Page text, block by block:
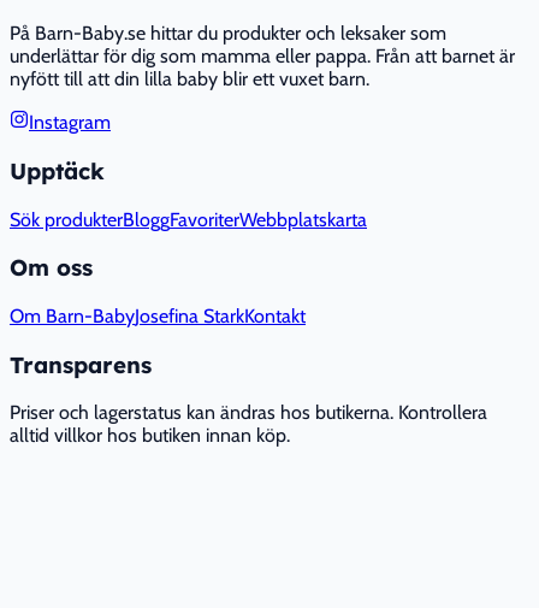
På Barn-Baby.se hittar du produkter och leksaker som
underlättar för dig som mamma eller pappa. Från att barnet är
nyfött till att din lilla baby blir ett vuxet barn.
Instagram
Upptäck
Sök produkterBloggFavoriterWebbplatskarta
Om oss
Om Barn-BabyJosefina StarkKontakt
Transparens
Priser och lagerstatus kan ändras hos butikerna. Kontrollera
alltid villkor hos butiken innan köp.